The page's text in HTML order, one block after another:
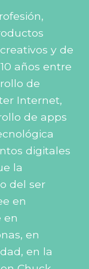
y de
años entre
de
Internet,
de apps
digitales
la
del ser
en
en
en
en la